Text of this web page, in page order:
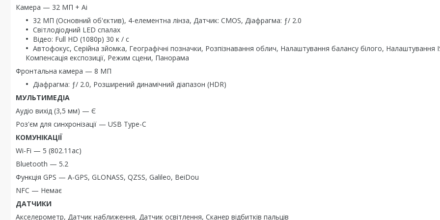
Камера — 32 МП + Ai
32 МП (Основний об'єктив), 4-елементна лінза, Датчик: CMOS, Діафрагма: ƒ/ 2.0
Світлодіодний LED спалах
Відео: Full HD (1080p) 30 к / с
Автофокус, Серійна зйомка, Географічні позначки, Розпізнавання облич, Налаштування балансу білого, Налаштування
Компенсація експозиції, Режим сцени, Панорама
Фронтальна камера — 8 МП
Діафрагма: ƒ/ 2.0, Розширений динамічний діапазон (HDR)
МУЛЬТИМЕДІА
Аудіо вихід (3,5 мм) — Є
Роз'єм для синхронізації — USB Type-C
КОМУНІКАЦІЇ
Wi-Fi — 5 (802.11ac)
Bluetooth — 5.2
Функція GPS — A-GPS, GLONASS, QZSS, Galileo, BeiDou
NFC — Немає
ДАТЧИКИ
Акселерометр, Датчик наближення, Датчик освітлення, Сканер відбитків пальців